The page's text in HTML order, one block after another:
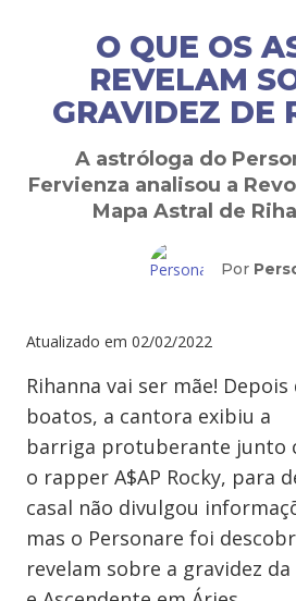
O QUE OS
REVELAM
GRAVIDEZ DE
A astróloga do
Fervienza analisou a
Mapa Astral de
Por
Atualizado em 02/02/2022
Rihanna vai ser mãe!
boatos, a cantora exibiu a
barriga protuberante junto
o rapper A$AP Rocky, para
casal não divulgou
mas o Personare foi
revelam sobre a gravidez